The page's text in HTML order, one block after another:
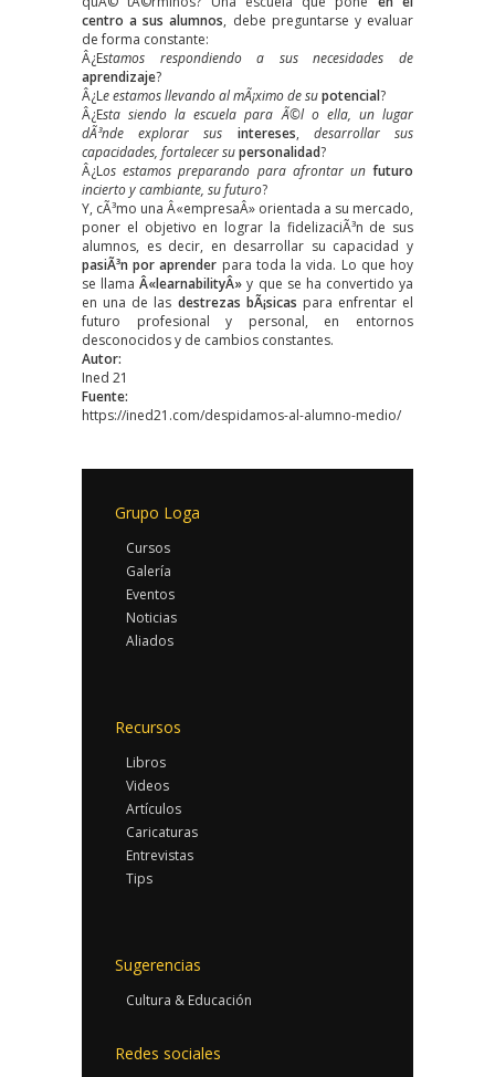
centro a sus alumnos, debe preguntarse y evaluar
de forma constante:
Â¿Estamos respondiendo a sus necesidades de
aprendizaje?
Â¿Le estamos llevando al mÃ¡ximo de supotencial?
Â¿Esta siendo la escuela para Ã©l o ella, un lugar
dÃ³nde explorar sus
intereses, desarrollar sus
capacidades, fortalecer supersonalidad?
Â¿Los estamos preparando para afrontar un futuro
incierto y cambiante, su futuro?
Y, cÃ³mo una Â«empresaÂ» orientada a su mercado,
poner el objetivo en lograr la fidelizaciÃ³n de sus
alumnos, es decir, en desarrollar su capacidad y
pasiÃ³n por aprender para toda la vida. Lo que hoy
se llamaÂ«learnabilityÂ» y que se ha convertido ya
en una de las destrezas bÃ¡sicas para enfrentar el
futuro profesional y personal, en entornos
desconocidos y de cambios constantes.
Autor:
Ined 21
Fuente:
https://ined21.com/despidamos-al-alumno-medio/
Grupo Loga
Cursos
Galería
Eventos
Noticias
Aliados
Recursos
Libros
Videos
Artículos
Caricaturas
Entrevistas
Tips
Sugerencias
Cultura & Educación
Redes sociales